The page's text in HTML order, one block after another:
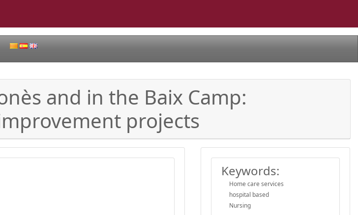
and in the Baix Camp:
projects
Keywords:
Home care services
hospital based
Nursing